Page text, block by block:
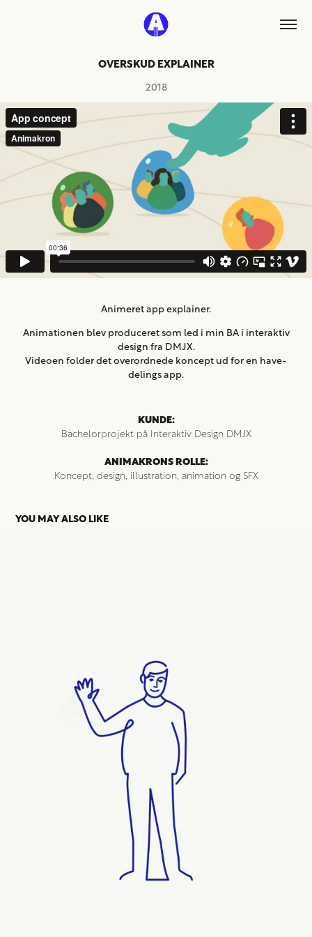
OVERSKUD EXPLAINER
2018
Animeret app explainer.
Animationen blev produceret som led i min BA i interaktiv
design fra DMJX.
Videoen folder det overordnede koncept ud for en have-
delings app.
KUNDE:
Bachelorprojekt på Interaktiv Design DMJX
ANIMAKRONS ROLLE:
Koncept, design, illustration, animation og SFX
YOU MAY ALSO LIKE
RYBELSUS EXPLAINER